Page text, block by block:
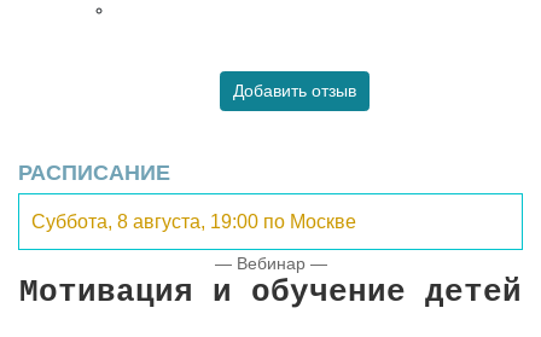
Добавить отзыв
РАСПИСАНИЕ
Суббота, 8 августа, 19:00 по Москве
— Вебинар —
Мотивация и обучение детей